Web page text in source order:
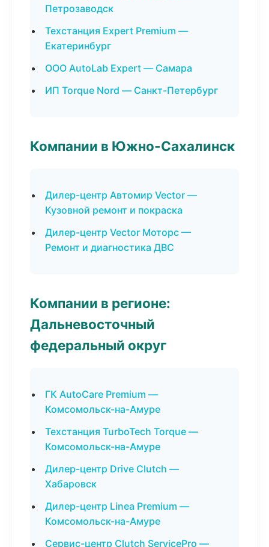
Петрозаводск
Техстанция Expert Premium —
Екатеринбург
ООО AutoLab Expert — Самара
ИП Torque Nord — Санкт-Петербург
Компании в Южно-Сахалинск
Дилер-центр Автомир Vector —
Кузовной ремонт и покраска
Дилер-центр Vector Моторс —
Ремонт и диагностика ДВС
Компании в регионе:
Дальневосточный
федеральный округ
ГК AutoCare Premium —
Комсомольск-на-Амуре
Техстанция TurboTech Torque —
Комсомольск-на-Амуре
Дилер-центр Drive Clutch —
Хабаровск
Дилер-центр Linea Premium —
Комсомольск-на-Амуре
Сервис-центр Clutch ServicePro —